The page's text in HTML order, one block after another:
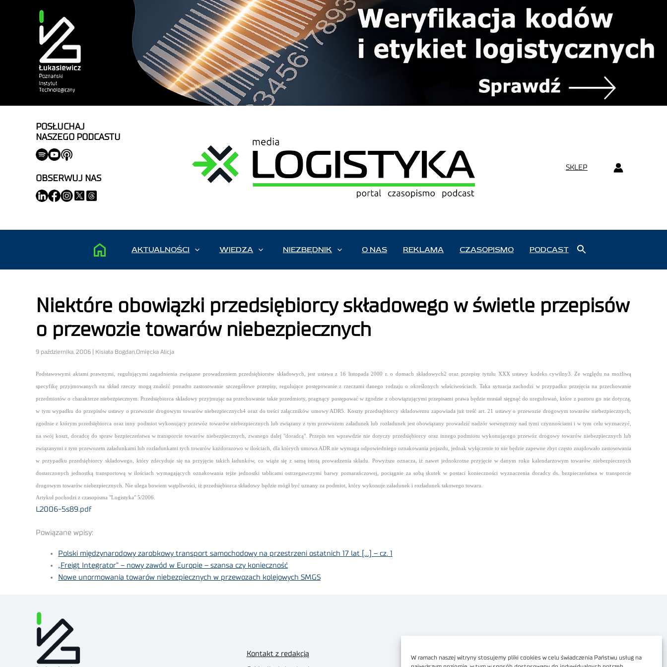
W ramach naszej witryny stosujemy pliki cookies w celu świadczenia Państwu usług na
POSŁUCHAJ
NASZEGO PODCASTU
OBSERWUJ NAS
SKLEP
AKTUALNOŚCI WIEDZA NIEZBĘDNIK O NAS REKLAMA CZASOPISMO PODCAST
Niektóre obowiązki przedsiębiorcy składowego w świetle przepisów
o przewozie towarów niebezpiecznych
9 października, 2006 | Kisiała Bogdan,Omięcka Alicja
Podstawowymi aktami prawnymi, regulującymi zagadnienia związane prowadzeniem przedsiębiorstw składowych, jest ustawa z 16 listopada 2000 r. o domach składowych2 oraz przepisy tytułu XXX ustawy kodeks cywilny3. Ze względu na możliwą
specyfikę przyjmowanych na skład rzeczy mogą znaleźć ponadto zastosowanie szczegółowe przepisy, regulujące postępowanie z rzeczami danego rodzaju o określonych właściwościach. Taka sytuacja zachodzi w przypadku przejęcia na przechowanie
przedmiotów o charakterze niebezpiecznym. Przedsiębiorca składowy przyjmując na przechowanie takie przedmioty, pragnący postępować w zgodzie z obowiązującymi przepisami prawa będzie musiał sięgnąć do uregulowań, które z pozoru go nie dotyczą,
w tym wypadku do przepisów ustawy o przewozie drogowym towarów niebezpiecznych4 oraz do treści załączników umowy ADR5. Koszty przedsiębiorcy składowemu zapowiada już treść art. 21 ustawy o przewozie drogowym towarów niebezpiecznych,
zgodnie z którym przedsiębiorca oraz inny podmiot wykonującyprzewóz towarów niebezpiecznych lub związany z tym przewozem załadunek lub rozładunek jest obowiązany prowadzić nadzór wewnętrzny nad tymi czynnościami i w tym celu wyznaczyć,
na swój koszt, doradcę do spraw bezpieczeństwa w transporcie towarówniebezpiecznych, zwanego dalej "doradcą". Przepis ten wprawdzie nie dotyczy przedsiębiorcy oraz innego podmiotu wykonującego przewóz drogowy towarów niebezpiecznych lub
związanymi z tym przewozem załadunkami lub rozładunkami tych towarów każdorazowo w ilościach, dla których umowa ADR nie wymaga odpowiedniego oznakowania pojazdu, jednak wyłączenie to nie będzie zapewne zbyt często znajdowało zastosowania
w przypadku przedsiębiorcy składowego, który zdecyduje się na przyjęcie takich ładunków, co wiąże się z samą istotą prowadzenia składu. Powyższe oznacza, iż nawet jednokrotne przyjęcie w danym roku kalendarzowym towarów niebezpiecznych
dostarczonych jednostką transportową w ilościach wymagających oznakowania tejże jednostki tablicami ostrzegawczymi barwy pomarańczowej, pociągnie za sobą skutek w postaci konieczności wyznaczenia doradcy ds. bezpieczeństwa w transporcie
drogowym towarów niebezpiecznych. Nie ulega bowiem wątpliwości, iż przedsiębiorca składowy będzie mógł być uznany za podmiot, który wykonuje załadunek i rozładunek takowego towaru.
Artykuł pochodzi z czasopisma "Logistyka" 5/2006.
L2006-5s89.pdf
Powiązane wpisy:
Polski międzynarodowy zarobkowy transport samochodowy na przestrzeni ostatnich 17 lat […] – cz. 1
„Freigt Integrator” – nowy zawód w Europie – szansa czy konieczność
Nowe unormowania towarów niebezpiecznych w przewozach kolejowych SMGS
Kontakt z redakcją Dostępność cyfrowa